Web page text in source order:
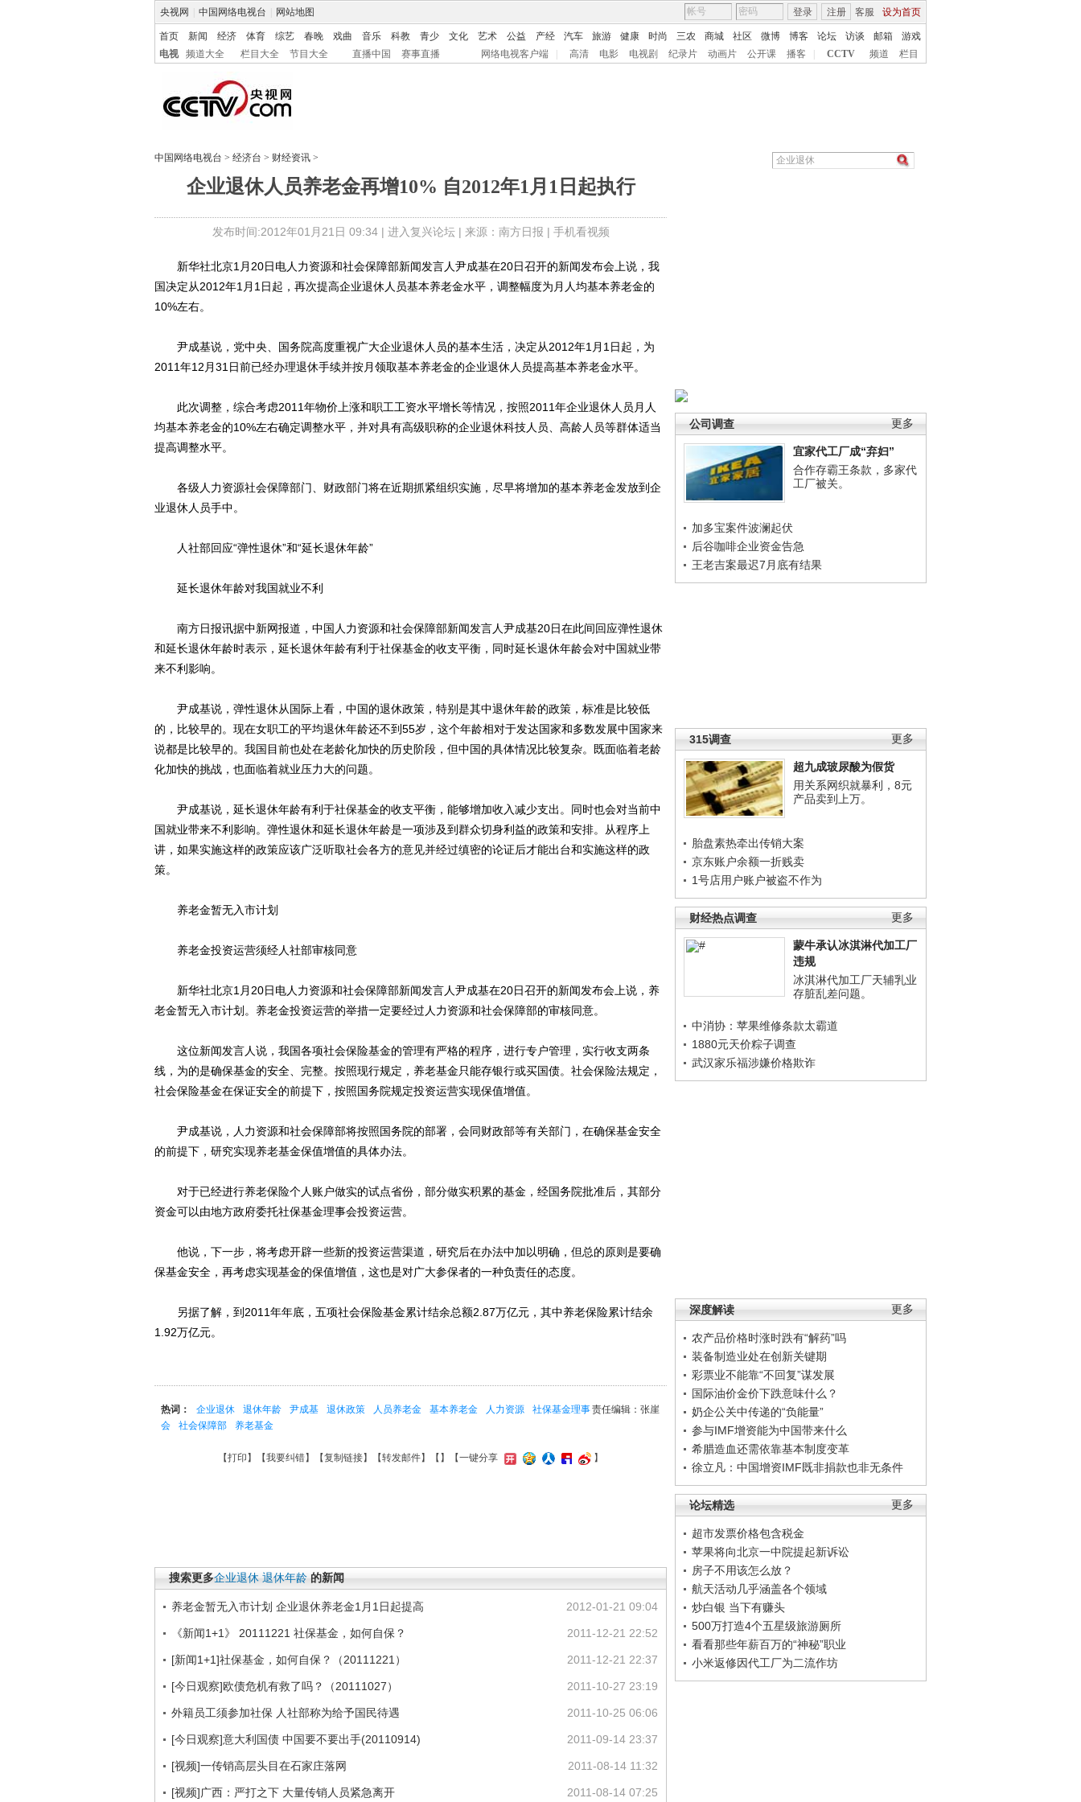
央视网 中国网络电视台 网站地图 客服 设为首页
登录 注册
首页 新闻 经济 体育 综艺 春晚 戏曲 音乐 科教 青少 文化 艺术 公益 产经 汽车 旅游 健康 时尚 三农 商城 社区 微博 博客 论坛 访谈 邮箱
游戏
电视
频道大全 栏目大全 节目大全 直播中国 赛事直播 网络电视客户端 高清 电影 电视剧 纪录片 动画片 公开课 播客 CCTV 频道 栏目
中国网络电视台 > 经济台 > 财经资讯 >
企业退休人员养老金再增10% 自2012年1月1日起执行
发布时间:2012年01月21日 09:34 | 进入复兴论坛| 来源：南方日报 | 手机看视频
更多
公司调查
宜家代工厂成“弃妇”
合作存霸王条款，多家代
工厂被关。
加多宝案件波澜起伏
后谷咖啡企业资金告急
王老吉案最迟7月底有结果
更多
315调查
超九成玻尿酸为假货
用关系网织就暴利，8元
产品卖到上万。
胎盘素热牵出传销大案
京东账户余额一折贱卖
1号店用户账户被盗不作为
更多
财经热点调查
蒙牛承认冰淇淋代加工厂
违规
冰淇淋代加工厂天辅乳业
存脏乱差问题。
中消协：苹果维修条款太霸道
1880元天价粽子调查
武汉家乐福涉嫌价格欺诈
更多
深度解读
农产品价格时涨时跌有“解药”吗
装备制造业处在创新关键期
彩票业不能靠“不回复”谋发展
国际油价金价下跌意味什么？
奶企公关中传递的“负能量”
参与IMF增资能为中国带来什么
希腊造血还需依靠基本制度变革
徐立凡：中国增资IMF既非捐款也非无条件
更多
论坛精选
超市发票价格包含税金
苹果将向北京一中院提起新诉讼
房子不用该怎么放？
航天活动几乎涵盖各个领域
炒白银 当下有赚头
500万打造4个五星级旅游厕所
看看那些年薪百万的“神秘”职业
小米返修因代工厂为二流作坊
新华社北京1月20日电人力资源和社会保障部新闻发言人尹成基在20日召开的新闻发布会上说，我
国决定从2012年1月1日起，再次提高企业退休人员基本养老金水平，调整幅度为月人均基本养老金的
10%左右。
尹成基说，党中央、国务院高度重视广大企业退休人员的基本生活，决定从2012年1月1日起，为
2011年12月31日前已经办理退休手续并按月领取基本养老金的企业退休人员提高基本养老金水平。
此次调整，综合考虑2011年物价上涨和职工工资水平增长等情况，按照2011年企业退休人员月人
均基本养老金的10%左右确定调整水平，并对具有高级职称的企业退休科技人员、高龄人员等群体适当
提高调整水平。
各级人力资源社会保障部门、财政部门将在近期抓紧组织实施，尽早将增加的基本养老金发放到企
业退休人员手中。
人社部回应“弹性退休”和“延长退休年龄”
延长退休年龄对我国就业不利
南方日报讯据中新网报道，中国人力资源和社会保障部新闻发言人尹成基20日在此间回应弹性退休
和延长退休年龄时表示，延长退休年龄有利于社保基金的收支平衡，同时延长退休年龄会对中国就业带
来不利影响。
尹成基说，弹性退休从国际上看，中国的退休政策，特别是其中退休年龄的政策，标准是比较低
的，比较早的。现在女职工的平均退休年龄还不到55岁，这个年龄相对于发达国家和多数发展中国家来
说都是比较早的。我国目前也处在老龄化加快的历史阶段，但中国的具体情况比较复杂。既面临着老龄
化加快的挑战，也面临着就业压力大的问题。
尹成基说，延长退休年龄有利于社保基金的收支平衡，能够增加收入减少支出。同时也会对当前中
国就业带来不利影响。弹性退休和延长退休年龄是一项涉及到群众切身利益的政策和安排。从程序上
讲，如果实施这样的政策应该广泛听取社会各方的意见并经过缜密的论证后才能出台和实施这样的政
策。
养老金暂无入市计划
养老金投资运营须经人社部审核同意
新华社北京1月20日电人力资源和社会保障部新闻发言人尹成基在20日召开的新闻发布会上说，养
老金暂无入市计划。养老金投资运营的举措一定要经过人力资源和社会保障部的审核同意。
这位新闻发言人说，我国各项社会保险基金的管理有严格的程序，进行专户管理，实行收支两条
线，为的是确保基金的安全、完整。按照现行规定，养老基金只能存银行或买国债。社会保险法规定，
社会保险基金在保证安全的前提下，按照国务院规定投资运营实现保值增值。
尹成基说，人力资源和社会保障部将按照国务院的部署，会同财政部等有关部门，在确保基金安全
的前提下，研究实现养老基金保值增值的具体办法。
对于已经进行养老保险个人账户做实的试点省份，部分做实积累的基金，经国务院批准后，其部分
资金可以由地方政府委托社保基金理事会投资运营。
他说，下一步，将考虑开辟一些新的投资运营渠道，研究后在办法中加以明确，但总的原则是要确
保基金安全，再考虑实现基金的保值增值，这也是对广大参保者的一种负责任的态度。
另据了解，到2011年年底，五项社会保险基金累计结余总额2.87万亿元，其中养老保险累计结余
1.92万亿元。
责任编辑：张崖
热词： 企业退休 退休年龄 尹成基 退休政策 人员养老金 基本养老金 人力资源
社保基金理事
会
社会保障部 养老基金
【打印 】【我要纠错】【复制链接】【转发邮件】【 】 【一键分享 】
搜索更多企业退休 退休年龄 的新闻
2012-01-21 09:04
养老金暂无入市计划 企业退休养老金1月1日起提高
2011-12-21 22:52
《新闻1+1》 20111221 社保基金，如何自保？
2011-12-21 22:37
[新闻1+1]社保基金，如何自保？（20111221）
2011-10-27 23:19
[今日观察]欧债危机有救了吗？（20111027）
2011-10-25 06:06
外籍员工须参加社保 人社部称为给予国民待遇
2011-09-14 23:37
[今日观察]意大利国债 中国要不要出手(20110914)
2011-08-14 11:32
[视频]一传销高层头目在石家庄落网
2011-08-14 07:25
[视频]广西：严打之下 大量传销人员紧急离开